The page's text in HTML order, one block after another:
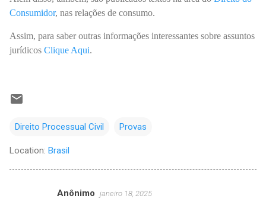
Consumidor, nas relações de consumo.
Assim, para saber outras informações interessantes sobre assuntos
jurídicos Clique Aqui.
Direito Processual Civil Provas
Location: Brasil
Anônimo janeiro 18, 2025